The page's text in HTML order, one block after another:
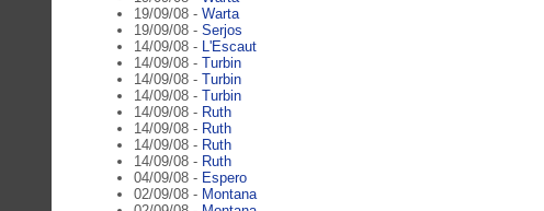
19/09/08 - Warta
19/09/08 - Serjos
14/09/08 - L'Escaut
14/09/08 - Turbin
14/09/08 - Turbin
14/09/08 - Turbin
14/09/08 - Ruth
14/09/08 - Ruth
14/09/08 - Ruth
14/09/08 - Ruth
04/09/08 - Espero
02/09/08 - Montana